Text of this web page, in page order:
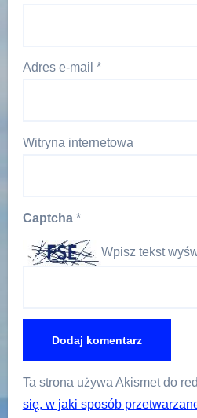
Adres e-mail *
Witryna internetowa
Captcha *
Wpisz tekst
Ta strona używa Akismet do
się, w jaki sposób